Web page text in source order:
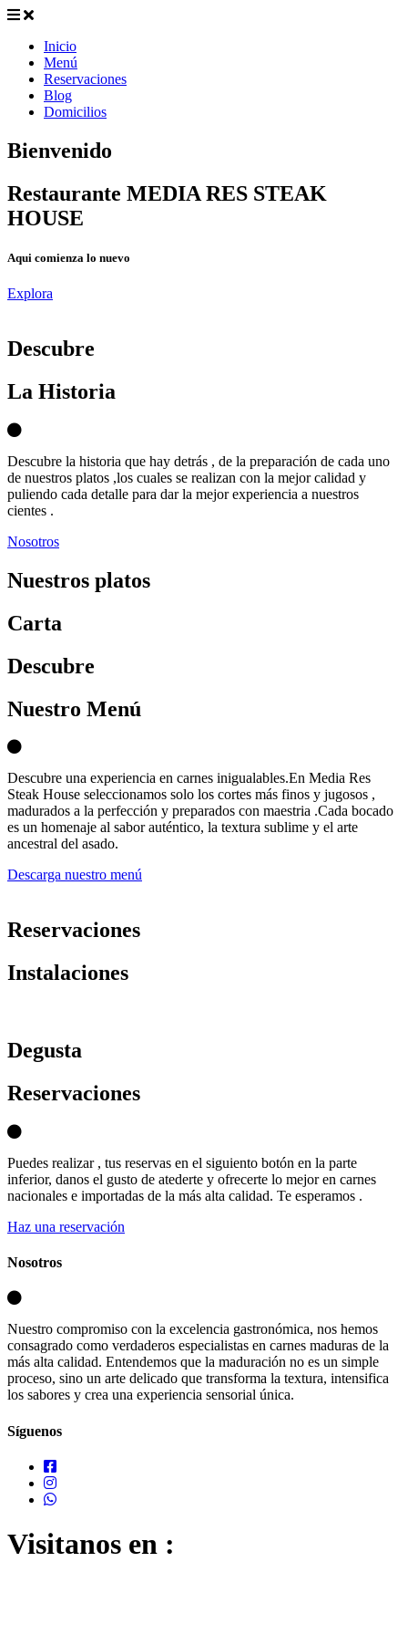
Inicio
Menú
Reservaciones
Blog
Domicilios
Bienvenido
Restaurante MEDIA RES STEAK
HOUSE
Aqui comienza lo nuevo
Explora
Descubre
La Historia
Descubre la historia que hay detrás , de la preparación de cada uno
de nuestros platos ,los cuales se realizan con la mejor calidad y
puliendo cada detalle para dar la mejor experiencia a nuestros
cientes .
Nosotros
Nuestros platos
Carta
Descubre
Nuestro Menú
Descubre una experiencia en carnes inigualables.En Media Res
Steak House seleccionamos solo los cortes más finos y jugosos ,
madurados a la perfección y preparados con maestria .Cada bocado
es un homenaje al sabor auténtico, la textura sublime y el arte
ancestral del asado.
Descarga nuestro menú
Reservaciones
Instalaciones
Degusta
Reservaciones
Puedes realizar , tus reservas en el siguiento botón en la parte
inferior, danos el gusto de atederte y ofrecerte lo mejor en carnes
nacionales e importadas de la más alta calidad. Te esperamos .
Haz una reservación
Nosotros
Nuestro compromiso con la excelencia gastronómica, nos hemos
consagrado como verdaderos especialistas en carnes maduras de la
más alta calidad. Entendemos que la maduración no es un simple
proceso, sino un arte delicado que transforma la textura, intensifica
los sabores y crea una experiencia sensorial única.
Síguenos
Visitanos en :